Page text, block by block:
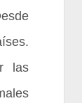
las